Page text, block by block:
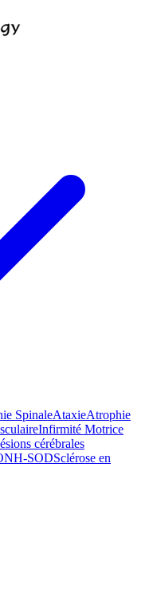
SpinaleAtaxieAtrophie
Infirmité Motrice
cérébrales
SODSclérose en